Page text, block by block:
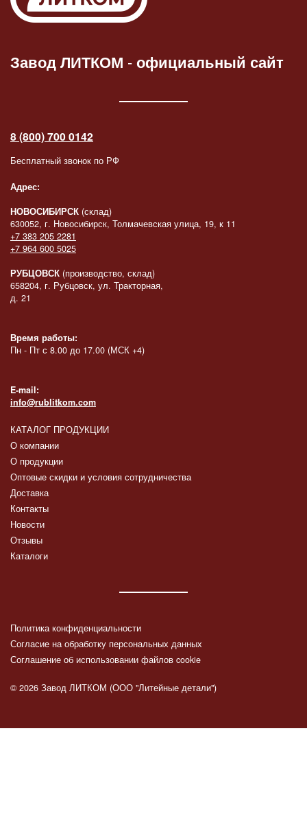
Завод ЛИТКОМ -официальный сайт
8 (800) 700 0142
Бесплатный звонок по РФ
Адрес:
НОВОСИБИРСК (склад)
630052, г. Новосибирск, Толмачевская улица, 19, к 11
+7 383 205 2281
+7 964 600 5025
РУБЦОВСК (производство, склад)
658204, г. Рубцовск, ул. Тракторная,
д. 21
Время работы:
Пн - Пт с 8.00 до 17.00 (МСК +4)
E-mail:
info@rublitkom.com
КАТАЛОГ ПРОДУКЦИИ
О компании
О продукции
Оптовые скидки и условия сотрудничества
Доставка
Контакты
Новости
Отзывы
Каталоги
Политика конфиденциальности
Согласие на обработку персональных данных
Соглашение об использовании файлов cookie
© 2026 Завод ЛИТКОМ (ООО "Литейные детали")